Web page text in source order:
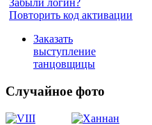
Забыли логин?
Повторить код активации
Заказать
выступление
танцовщицы
Случайное фото